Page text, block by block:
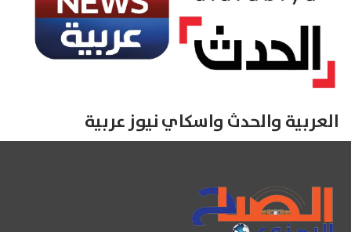
العربية والحدث واسكاي نيوز عربية